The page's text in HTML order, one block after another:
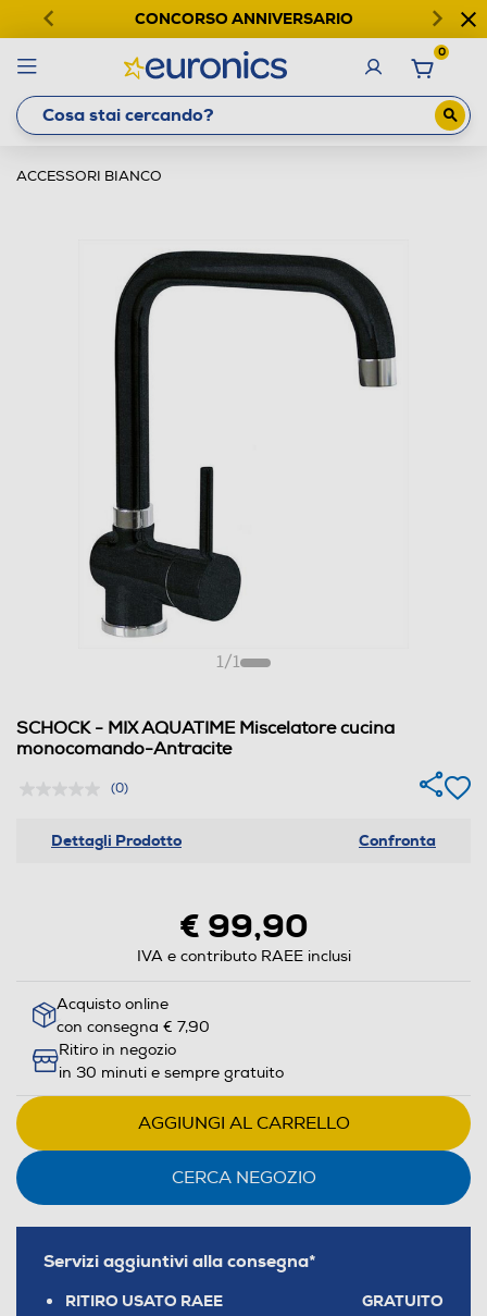
CONCORSO ANNIVERSARIO
0
ACCESSORI BIANCO
1/1
SCHOCK - MIX AQUATIME Miscelatore cucina
monocomando-Antracite
(0)
Dettagli Prodotto Confronta
€ 99,90
IVA e contributo RAEE inclusi
Acquisto online
con consegna € 7,90
Ritiro in negozio
in 30 minuti e sempre gratuito
AGGIUNGI AL CARRELLO
CERCA NEGOZIO
Servizi aggiuntivi alla consegna*
RITIRO USATO RAEE GRATUITO